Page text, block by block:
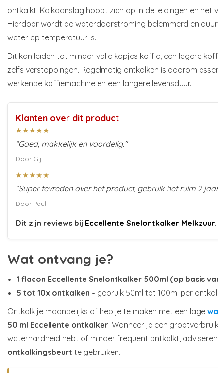
ontkalkt. Kalkaanslag hoopt zich op in de leidingen en het
Hierdoor wordt de waterdoorstroming belemmerd en
water op temperatuur is.
Dit kan leiden tot minder volle kopjes koffie, een lagere
zelfs verstoppingen. Regelmatig ontkalken is daarom
werkende koffiemachine en een langere levensduur.
Klanten over dit product
★★★★★
“Goed, makkelijk en voordelig."
Door G.j.
★★★★★
“Super tevreden over het product, gebruik het ruim 2
Door Paul
Dit zijn reviews bij Eccellente Snelontkalker Melkzuur.
Wat ontvang je?
1 flacon Eccellente Snelontkalker 500ml (op basis
5 tot 10x ontkalken - gebruik 50ml tot 100ml per
Ontkalk je maandelijks of heb je te maken met een lage
50 ml Eccellente ontkalker. Wanneer je een
waterhardheid hebt of minder frequent ontkalkt,
ontkalkingsbeurt te gebruiken.